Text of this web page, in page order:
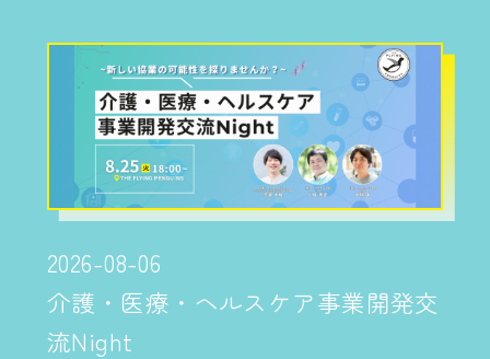
2026-08-06
介護・医療・ヘルスケア事業開発交
流Night